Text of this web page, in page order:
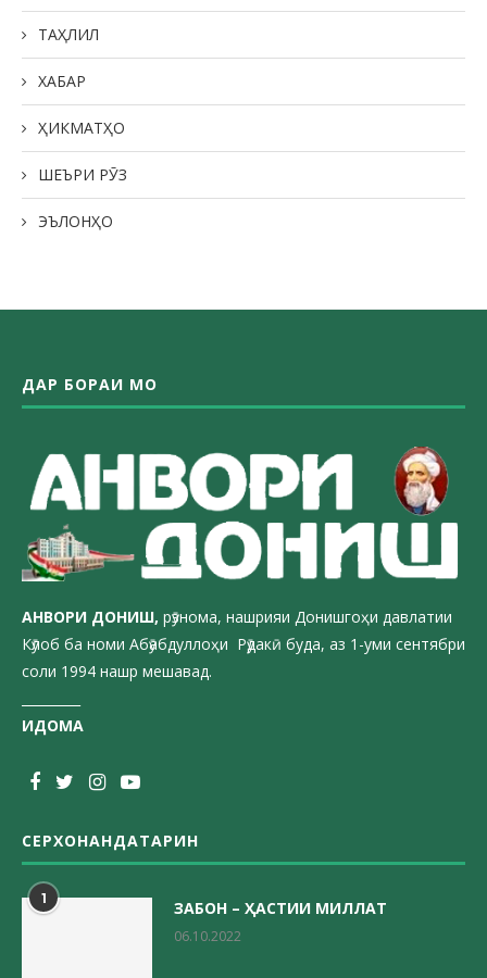
ТАҲЛИЛ
ХАБАР
ҲИКМАТҲО
ШЕЪРИ РӮЗ
ЭЪЛОНҲО
ДАР БОРАИ МО
АНВОРИ ДОНИШ, рӯзнома, нашрияи Донишгоҳи давлатии
Кӯлоб ба номи Абӯабдуллоҳи Рӯдакӣ буда, аз 1-уми сентябри
соли 1994 нашр мешавад.
ИДОМА
СЕРХОНАНДАТАРИН
1 ЗАБОН – ҲАСТИИ МИЛЛАТ
06.10.2022